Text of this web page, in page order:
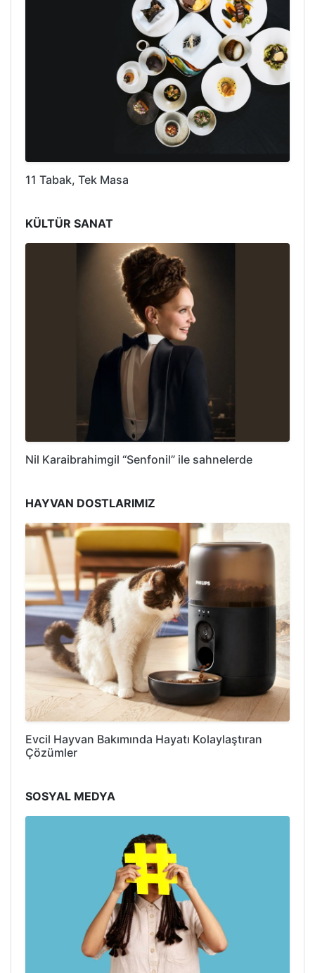
11 Tabak, Tek Masa
KÜLTÜR SANAT
Nil Karaibrahimgil “Senfonil” ile sahnelerde
HAYVAN DOSTLARIMIZ
Evcil Hayvan Bakımında Hayatı Kolaylaştıran
Çözümler
SOSYAL MEDYA